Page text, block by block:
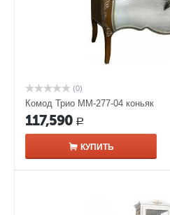
(0)
Комод Трио ММ-277-04 коньяк
117,590 Р
КУПИТЬ